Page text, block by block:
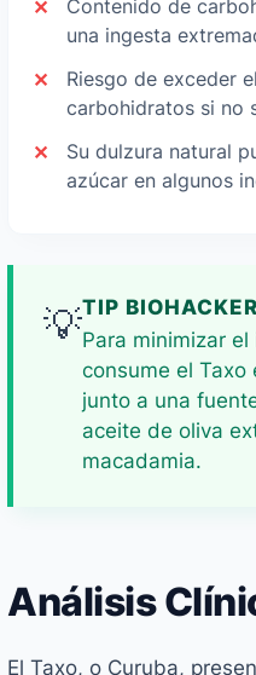
Contenido de
una ingesta
Riesgo de exceder
carbohidratos si no
Su dulzura natural
azúcar en algunos
💡TIP BIOHACKER
Para minimizar
consume el Taxo
junto a una
aceite de oliva
macadamia.
Análisis
El Taxo, o Curuba,